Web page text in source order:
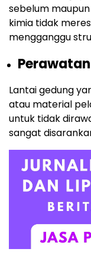
sebelum
kimia tidak
mengganggu
Lantai gedung
atau material
untuk tidak
sangat